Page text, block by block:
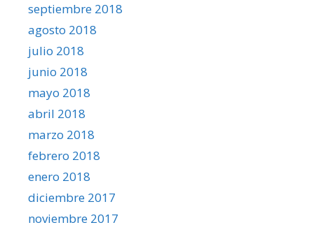
septiembre 2018
agosto 2018
julio 2018
junio 2018
mayo 2018
abril 2018
marzo 2018
febrero 2018
enero 2018
diciembre 2017
noviembre 2017